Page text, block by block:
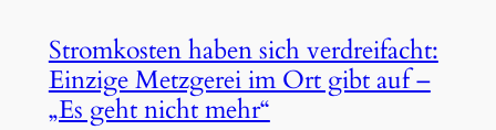
Stromkosten haben sich verdreifacht:
Einzige Metzgerei im Ort gibt auf –
„Es geht nicht mehr“